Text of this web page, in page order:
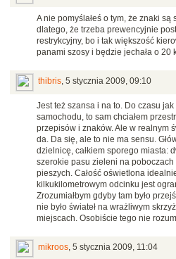
A nie pomyślałeś o tym, że znaki
dlatego, że trzeba prewencyjnie
restrykcyjny, bo i tak większość
panami szosy i będzie jechała o 20
thibris, 5 stycznia 2009, 09:10
Jest też szansa i na to. Do czasu jak
samochodu, to sam chciałem
przepisów i znaków. Ale w realnym
da. Da się, ale to nie ma sensu.
dzielnicę, całkiem sporego miasta:
szerokie pasu zieleni na
pieszych. Całość oświetlona
kilkukilometrowym odcinku jest
Zrozumiałbym gdyby tam było
nie było świateł na wrażliwym
miejscach. Osobiście tego nie
mikroos, 5 stycznia 2009, 11:04